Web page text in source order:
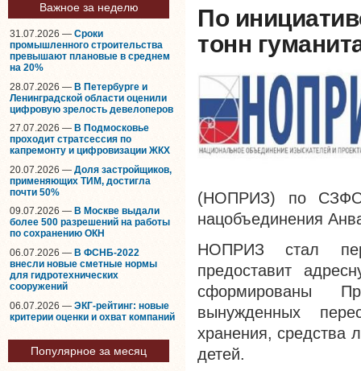
Важное за неделю
31.07.2026 — Сроки
промышленного строительства
превышают плановые в среднем
на 20%
28.07.2026 — В Петербурге и
Ленинградской области оценили
цифровую зрелость девелоперов
27.07.2026 — В Подмосковье
проходит стратсессия по
капремонту и цифровизации ЖКХ
20.07.2026 — Доля застройщиков,
применяющих ТИМ, достигла
почти 50%
09.07.2026 — В Москве выдали
более 500 разрешений на работы
по сохранению ОКН
06.07.2026 — В ФСНБ-2022
внесли новые сметные нормы
для гидротехнических
сооружений
06.07.2026 — ЭКГ-рейтинг: новые
критерии оценки и охват компаний
Популярное за месяц
По
тонн
(НОПРИЗ) по СЗФО
нацобъединения
НОПРИЗ стал
предоставит
сформированы
вынужденных
хранения, средства
детей.